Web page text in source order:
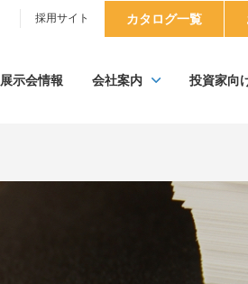
採用サイト カタログ一覧
展示会情報 会社案内 投資家向